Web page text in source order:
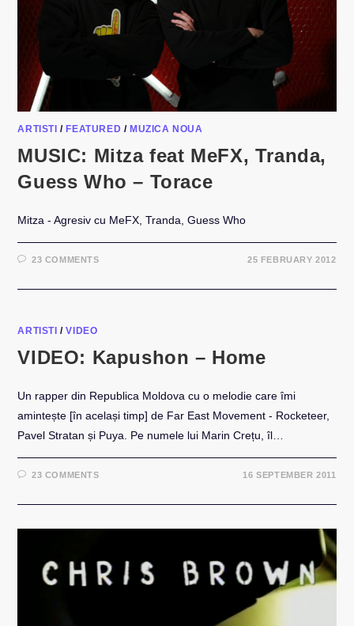
ARTISTI /FEATURED /MUZICA NOUA
MUSIC: Mitza feat MeFX, Tranda,
Guess Who – Torace
Mitza - Agresiv cu MeFX, Tranda, Guess Who
23 COMMENTS 25 FEBRUARY 2012
ARTISTI /VIDEO
VIDEO: Kapushon – Home
Un rapper din Republica Moldova cu o melodie care îmi
amintește [în același timp] de Far East Movement - Rocketeer,
Pavel Stratan și Puya. Pe numele lui Marin Crețu, îl…
23 COMMENTS 16 SEPTEMBER 2011